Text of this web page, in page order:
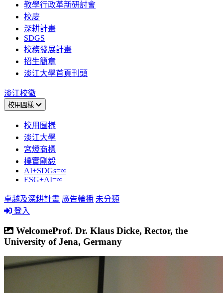
教學行政革新研討會
校慶
深耕計畫
SDGS
校務發展計畫
招生簡章
淡江大學首頁刊頭
淡江校徽
校用圖樣
校用圖樣
淡江大學
宮燈商標
樸實剛毅
AI+SDGs=∞
ESG+AI=∞
卓越及深耕計畫 廣告輪播 未分類
登入
WelcomeProf. Dr. Klaus Dicke, Rector, the
University of Jena, Germany